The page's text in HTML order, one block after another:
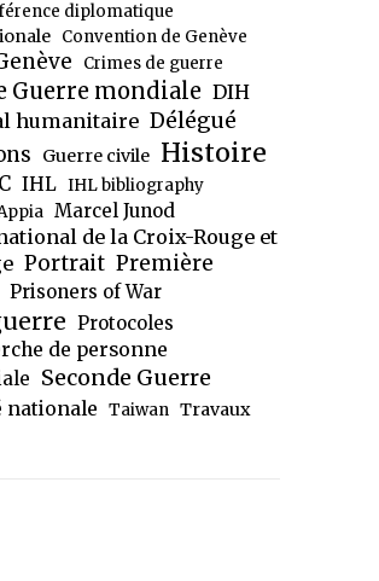
diplomatique
Convention de Genève
Crimes de guerre
Guerre mondiale DIH
humanitaire Délégué
Guerre civile Histoire
IHL IHL bibliography
Marcel Junod
de la Croix-Rouge et
Portrait Première
Prisoners of War
Protocoles
de personne
Seconde Guerre
nationale Taiwan Travaux